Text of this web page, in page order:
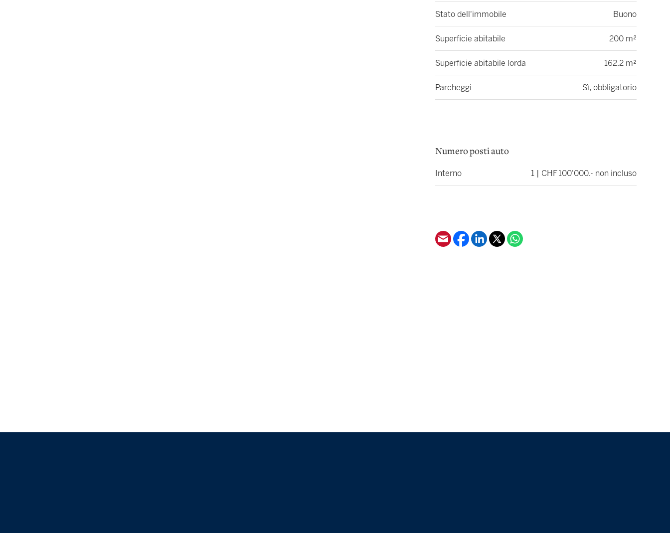
Stato dell'immobile Buono
Superficie abitabile 200 m²
Superficie abitabile lorda 162.2 m²
Parcheggi Sì, obbligatorio
Numero posti auto
Interno 1 | CHF 100'000.- non incluso